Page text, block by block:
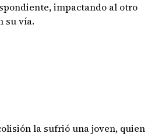
impactando al otro
su vía.
la sufrió una joven, quien